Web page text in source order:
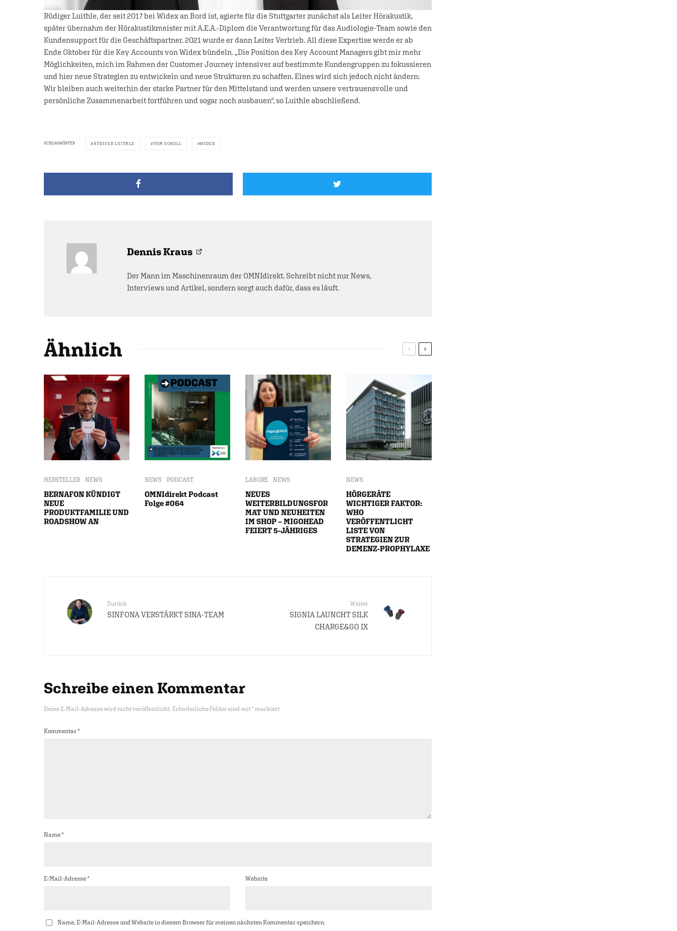
Rüdiger Luithle, der seit 2017 bei Widex an Bord ist, agierte für die Stuttgarter zunächst als Leiter Hörakustik,
später übernahm der Hörakustikmeister mit A.E.A.-Diplom die Verantwortung für das Audiologie-Team sowie den
Kundensupport für die Geschäftspartner. 2021 wurde er dann Leiter Vertrieb. All diese Expertise werde er ab
Ende Oktober für die Key Accounts von Widex bündeln. „Die Position des Key Account Managers gibt mir mehr
Möglichkeiten, mich im Rahmen der Customer Journey intensiver auf bestimmte Kundengruppen zu fokussieren
und hier neue Strategien zu entwickeln und neue Strukturen zu schaffen. Eines wird sich jedoch nicht ändern:
Wir bleiben auch weiterhin der starke Partner für den Mittelstand und werden unsere vertrauensvolle und
persönliche Zusammenarbeit fortführen und sogar noch ausbauen“, so Luithle abschließend.
SCHLAGWÖRTER RÜDIGER LUITHLE TOM SCHOLL WIDEX
Dennis Kraus
Der Mann im Maschinenraum der OMNIdirekt. Schreibt nicht nur News,
Interviews und Artikel, sondern sorgt auch dafür, dass es läuft.
Ähnlich
HERSTELLER NEWS
BERNAFON KÜNDIGT
NEUE
PRODUKTFAMILIE UND
ROADSHOW AN
NEWS PODCAST
OMNIdirekt Podcast
Folge #064
LABORE NEWS
NEUES
WEITERBILDUNGSFOR
MAT UND NEUHEITEN
IM SHOP – MIGOHEAD
FEIERT 5-JÄHRIGES
NEWS
HÖRGERÄTE
WICHTIGER FAKTOR:
WHO
VERÖFFENTLICHT
LISTE VON
STRATEGIEN ZUR
DEMENZ-PROPHYLAXE
Zurück
SINFONA VERSTÄRKT SINA-TEAM
Weiter
SIGNIA LAUNCHT SILK
CHARGE&GO IX
Schreibe einen Kommentar
Deine E-Mail-Adresse wird nicht veröffentlicht. Erforderliche Felder sind mit* markiert
Kommentar*
Name*
E-Mail-Adresse* Website
Name, E-Mail-Adresse und Website in diesem Browser für meinen nächsten Kommentar speichern.